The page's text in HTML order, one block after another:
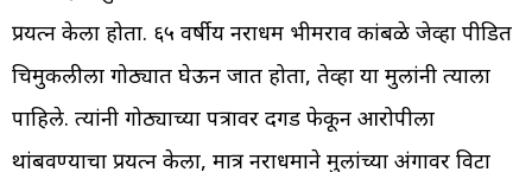
प्रयत्न केला होता. ६५ वर्षीय नराधम भीमराव कांबळे जेव्हा पीडित
चिमुकलीला गोठ्यात घेऊन जात होता, तेव्हा या मुलांनी त्याला
पाहिले. त्यांनी गोठ्याच्या पत्रावर दगड फेकून आरोपीला
थांबवण्याचा प्रयत्न केला, मात्र नराधमाने मुलांच्या अंगावर विटा